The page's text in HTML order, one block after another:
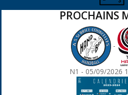
PROCHAINS
-
N1 - 05/09/2026